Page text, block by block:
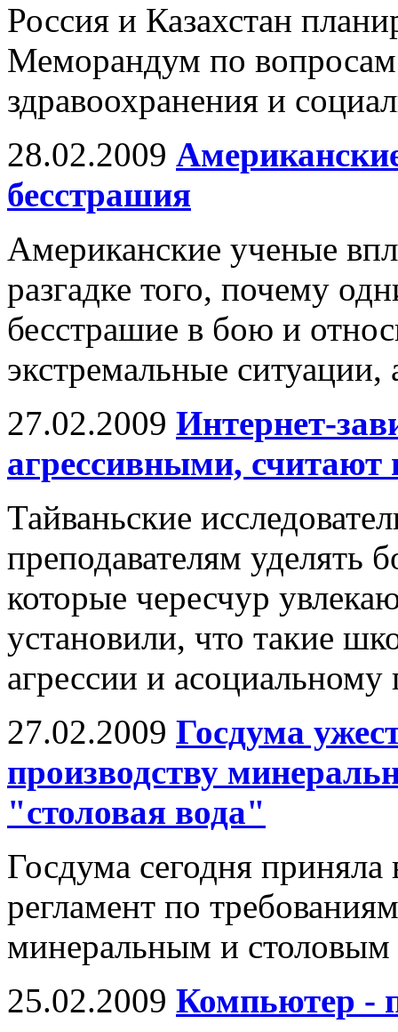
Россия и Казахстан
Меморандум по вопросам
здравоохранения и
28.02.2009
бесстрашия
Американские ученые
разгадке того, почему
бесстрашие в бою и
экстремальные ситуации,
27.02.2009 Интернет-
агрессивными, считают
Тайваньские
преподавателям уделять
которые чересчур
установили, что такие
агрессии и
27.02.2009 Госдума
производству
"столовая вода"
Госдума сегодня
регламент по
минеральным и столовым
25.02.2009 Компьютер -